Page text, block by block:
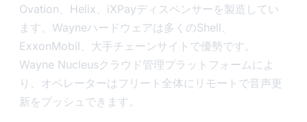
Ovation、Helix、iXPayディスペンサーを製造してい
ます。Wayneハードウェアは多くのShell、
ExxonMobil、大手チェーンサイトで優勢です。
Wayne Nucleusクラウド管理プラットフォームによ
り、オペレーターはフリート全体にリモートで音声更
新をプッシュできます。